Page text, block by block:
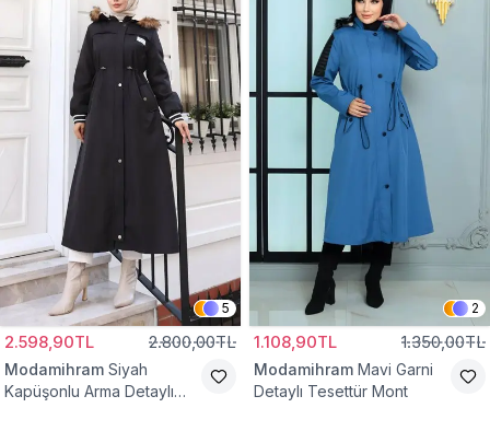
5
2.598,90TL 2.800,00TL
Modamihram Siyah
Kapüşonlu Arma Detaylı
2
1.108,90TL 1.350,00TL
Modamihram Mavi Garni
Detaylı Tesettür Mont